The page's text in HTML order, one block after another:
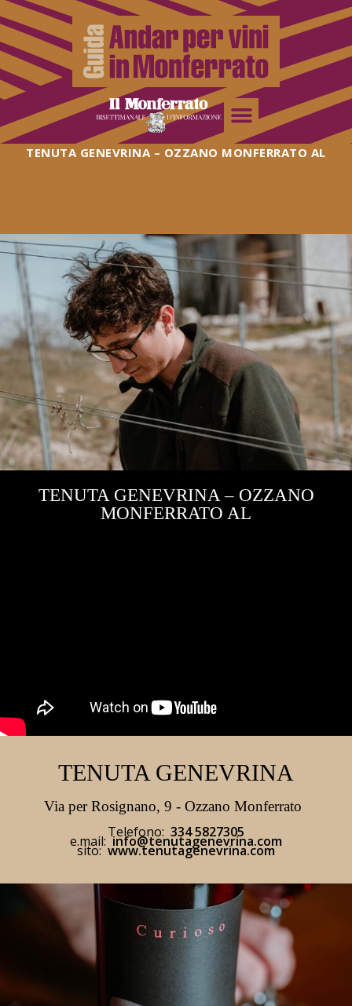
TENUTA GENEVRINA – OZZANO MONFERRATO AL
TENUTA GENEVRINA – OZZANO
MONFERRATO AL
TENUTA GENEVRINA
Via per Rosignano, 9 - Ozzano Monferrato
Telefono: 334 5827305
e.mail: info@tenutagenevrina.com
sito: www.tenutagenevrina.com